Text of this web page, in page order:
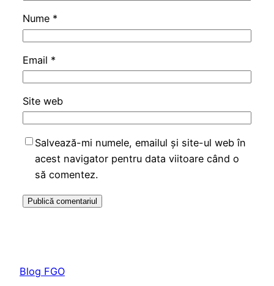
Nume *
Email *
Site web
Salvează-mi numele, emailul și site-ul web în
acest navigator pentru data viitoare când o
să comentez.
Blog FGO